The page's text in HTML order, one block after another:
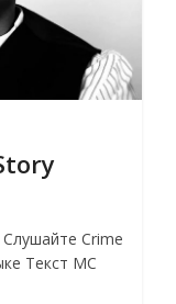
Crime
Текст MC